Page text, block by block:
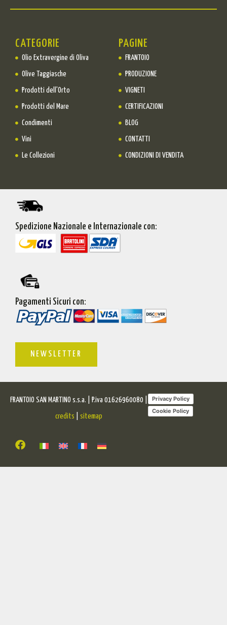
CATEGORIE
Olio Extravergine di Oliva
Olive Taggiasche
Prodotti dell'Orto
Prodotti del Mare
Condimenti
Vini
Le Collezioni
PAGINE
FRANTOIO
PRODUZIONE
VIGNETI
CERTIFICAZIONI
BLOG
CONTATTI
CONDIZIONI DI VENDITA
Spedizione Nazionale e Internazionale con:
Pagamenti Sicuri con:
NEWSLETTER
FRANTOIO SAN MARTINO s.s.a. | P.iva 01626960080 |
credits |sitemap
Privacy Policy
Cookie Policy